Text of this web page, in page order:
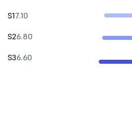
S17.10
S26.80
S36.60